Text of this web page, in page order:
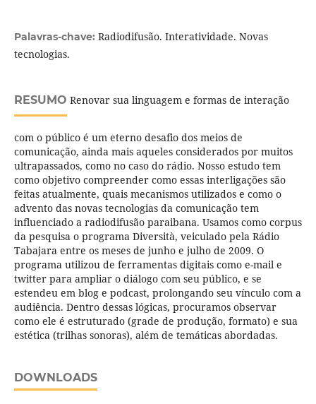
Palavras-chave: Radiodifusão. Interatividade. Novas
tecnologias.
RESUMO Renovar sua linguagem e formas de interação
com o público é um eterno desafio dos meios de
comunicação, ainda mais aqueles considerados por muitos
ultrapassados, como no caso do rádio. Nosso estudo tem
como objetivo compreender como essas interligações são
feitas atualmente, quais mecanismos utilizados e como o
advento das novas tecnologias da comunicação tem
influenciado a radiodifusão paraibana. Usamos como corpus
da pesquisa o programa Diversità, veiculado pela Rádio
Tabajara entre os meses de junho e julho de 2009. O
programa utilizou de ferramentas digitais como e-mail e
twitter para ampliar o diálogo com seu público, e se
estendeu em blog e podcast, prolongando seu vínculo com a
audiência. Dentro dessas lógicas, procuramos observar
como ele é estruturado (grade de produção, formato) e sua
estética (trilhas sonoras), além de temáticas abordadas.
DOWNLOADS